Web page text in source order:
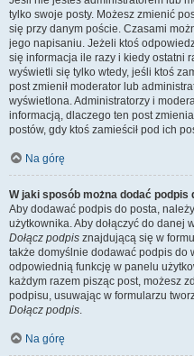
tylko swoje posty. Możesz zmienić
się przy danym poście. Czasami
jego napisaniu. Jeżeli ktoś
się informacja ile razy i kiedy ostatni
wyświetli się tylko wtedy, jeśli ktoś
post zmienił moderator lub
wyświetlona. Administratorzy i
informacją, dlaczego ten post
postów, gdy ktoś zamieścił pod ich
Na górę
W jaki sposób można dodać podpis
Aby dodawać podpis do posta,
użytkownika. Aby dołączyć do danej
Dołącz podpis znajdującą się w
także domyślnie dodawać podpis do
odpowiednią funkcję w panelu
każdym razem pisząc post, możesz
podpisu, usuwając w formularzu
Dołącz podpis.
Na górę